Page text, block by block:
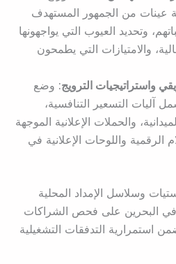
عينات من الجمهور المستهدف
وتحديد العيوب التي يواجهونها
والامتيازات التي يطمحون
واستراتيجيات الترويج: وضع
آليات التسعير التنافسية،
والحملات الإعلانية الموجهة
الرقمية واللوحات الإعلانية في
وسلاسل الإمداد المحلية
البحرين على فحص الشراكات
استمرارية التدفقات التشغيلية